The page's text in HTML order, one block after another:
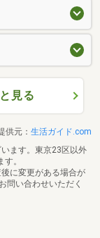
見る
供元： 生活ガイド.com
ます。東京23区以外
。
に変更がある場合が
問い合わせいただく